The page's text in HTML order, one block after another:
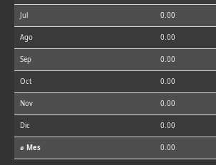
Jul 0.00
Ago 0.00
Sep 0.00
Oct 0.00
Nov 0.00
Dic 0.00
⌀ Mes 0.00